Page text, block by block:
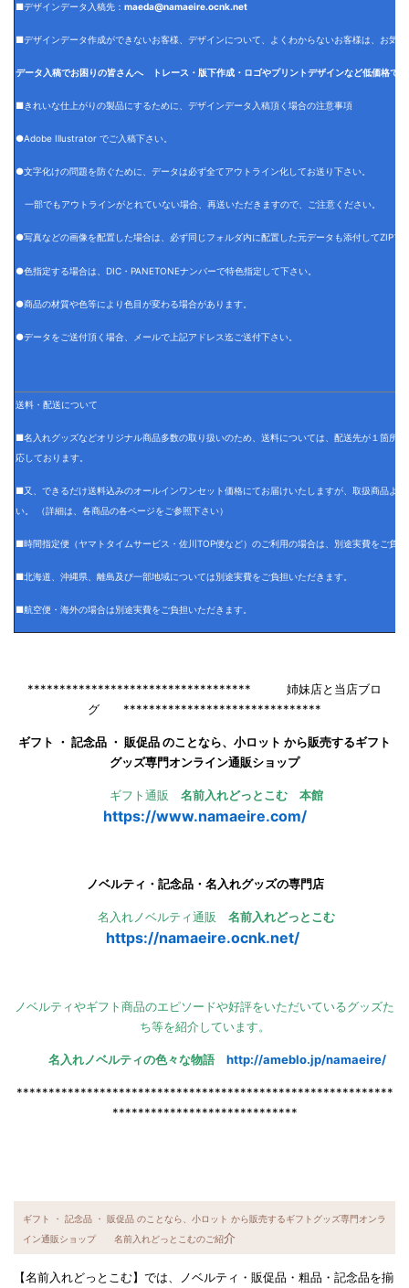
■デザインデータ入稿先： maeda@namaeire.ocnk.net
■デザインデータ作成ができないお客様、デザインについて、よくわからないお客様は、お気
データ入稿でお困りの皆さんへ トレース・版下作成・ロゴやプリントデザインなど低価格で
■きれいな仕上がりの製品にするために、デザインデータ入稿頂く場合の注意事項
●Adobe Illustrator でご入稿下さい。
●文字化けの問題を防ぐために、データは必ず全てアウトライン化してお送り下さい。
一部でもアウトラインがとれていない場合、再送いただきますので、ご注意ください。
●写真などの画像を配置した場合は、必ず同じフォルダ内に配置した元データも添付してZIPフ
●色指定する場合は、DIC・PANETONEナンバーで特色指定して下さい。
●商品の材質や色等により色目が変わる場合があります。
●データをご送付頂く場合、メールで上記アドレス迄ご送付下さい。
送料・配送について
■名入れグッズなどオリジナル商品多数の取り扱いのため、送料については、配送先が１箇所
応しております。
■又、できるだけ送料込みのオールインワンセット価格にてお届けいたしますが、取扱商品よ
い。 （詳細は、各商品の各ページをご参照下さい）
■時間指定便（ヤマトタイムサービス・佐川TOP便など）のご利用の場合は、別途実費をご負
■北海道、沖縄県、離島及び一部地域については別途実費をご負担いただきます。
■航空便・海外の場合は別途実費をご負担いただきます。
*********************************** 姉妹店と当店ブロ
グ *******************************
ギフト ・ 記念品 ・ 販促品 のことなら、小ロット から販売するギフト
グッズ専門オンライン通販ショップ
ギフト通販 名前入れどっとこむ 本館
https://www.namaeire.com/
ノベルティ・記念品・名入れグッズの専門店
名入れノベルティ通販 名前入れどっとこむ
https://namaeire.ocnk.net/
ノベルティやギフト商品のエピソードや好評をいただいているグッズた
ち等を紹介しています。
名入れノベルティの色々な物語 http://ameblo.jp/namaeire/
***********************************************************
*****************************
ギフト ・ 記念品 ・ 販促品 のことなら、小ロット から販売するギフトグッズ専門オンラ
イン通販ショップ 名前入れどっとこむのご紹介
【名前入れどっとこむ】では、ノベルティ・販促品・粗品・記念品を揃